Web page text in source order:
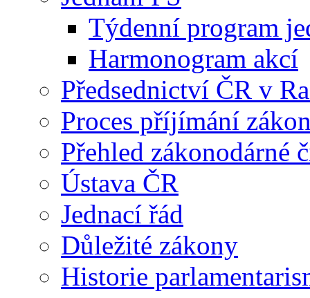
Týdenní program
Harmonogram akcí
Předsednictví ČR v
Proces příjímání
Přehled zákonodárné
Ústava ČR
Jednací řád
Důležité zákony
Historie